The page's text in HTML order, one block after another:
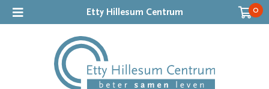
Etty Hillesum Centrum 0